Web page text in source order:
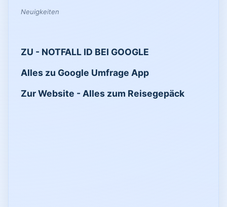
Neuigkeiten
ZU - NOTFALL ID BEI GOOGLE
Alles zu Google Umfrage App
Zur Website - Alles zum Reisegepäck